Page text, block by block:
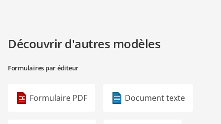
Découvrir d'autres modèles
Formulaires par éditeur
Formulaire PDF Document texte